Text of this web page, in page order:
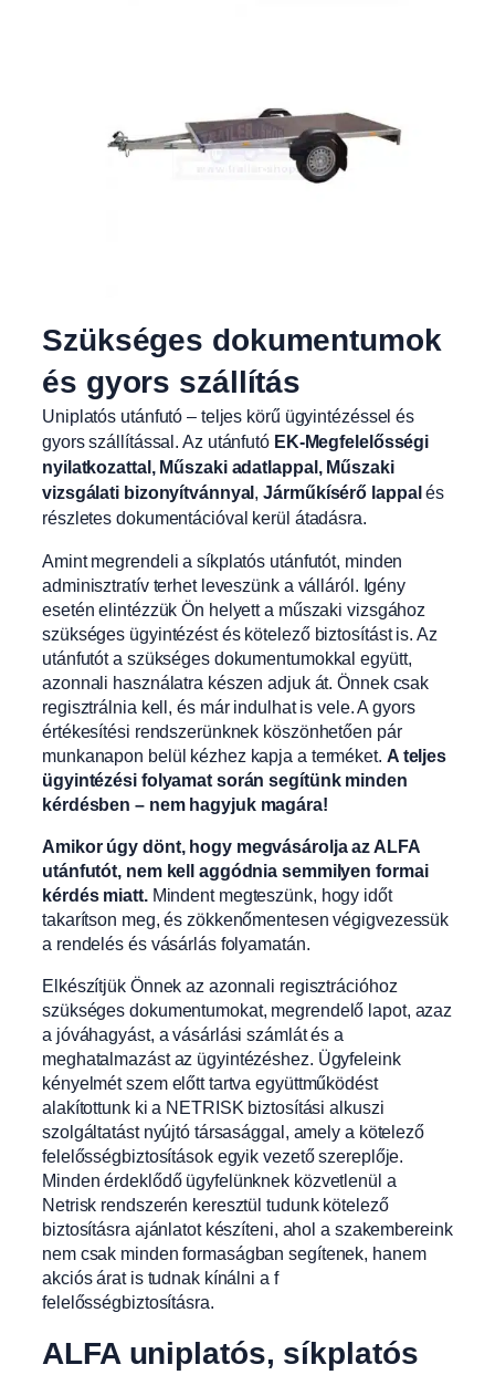
Szükséges dokumentumok
és gyors szállítás
Uniplatós utánfutó – teljes körű ügyintézéssel és
gyors szállítással. Az utánfutó EK-Megfelelősségi
nyilatkozattal, Műszaki adatlappal, Műszaki
vizsgálati bizonyítvánnyal ,Járműkísérő lappal és
részletes dokumentációval kerül átadásra.
Amint megrendeli a síkplatós utánfutót, minden
adminisztratív terhet leveszünk a válláról. Igény
esetén elintézzük Ön helyett a műszaki vizsgához
szükséges ügyintézést és kötelező biztosítást is. Az
utánfutót a szükséges dokumentumokkal együtt,
azonnali használatra készen adjuk át. Önnek csak
regisztrálnia kell, és már indulhat is vele. A gyors
értékesítési rendszerünknek köszönhetően pár
munkanapon belül kézhez kapja a terméket. A teljes
ügyintézési folyamat során segítünk minden
kérdésben – nem hagyjuk magára!
Amikor úgy dönt, hogy megvásárolja az ALFA
utánfutót, nem kell aggódnia semmilyen formai
kérdés miatt. Mindent megteszünk, hogy időt
takarítson meg, és zökkenőmentesen végigvezessük
a rendelés és vásárlás folyamatán.
Elkészítjük Önnek az azonnali regisztrációhoz
szükséges dokumentumokat, megrendelő lapot, azaz
a jóváhagyást, a vásárlási számlát és a
meghatalmazást az ügyintézéshez. Ügyfeleink
kényelmét szem előtt tartva együttműködést
alakítottunk ki a NETRISK biztosítási alkuszi
szolgáltatást nyújtó társasággal, amely a kötelező
felelősségbiztosítások egyik vezető szereplője.
Minden érdeklődő ügyfelünknek közvetlenül a
Netrisk rendszerén keresztül tudunk kötelező
biztosításra ajánlatot készíteni, ahol a szakembereink
nem csak minden formaságban segítenek, hanem
akciós árat is tudnak kínálni a f
felelősségbiztosításra.
ALFA uniplatós, síkplatós